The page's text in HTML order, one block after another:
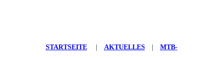
STARTSEITE AKTUELLES MTB-